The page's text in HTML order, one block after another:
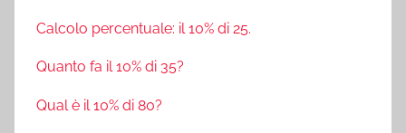
Calcolo percentuale: il 10% di 25.
Quanto fa il 10% di 35?
Qual è il 10% di 80?